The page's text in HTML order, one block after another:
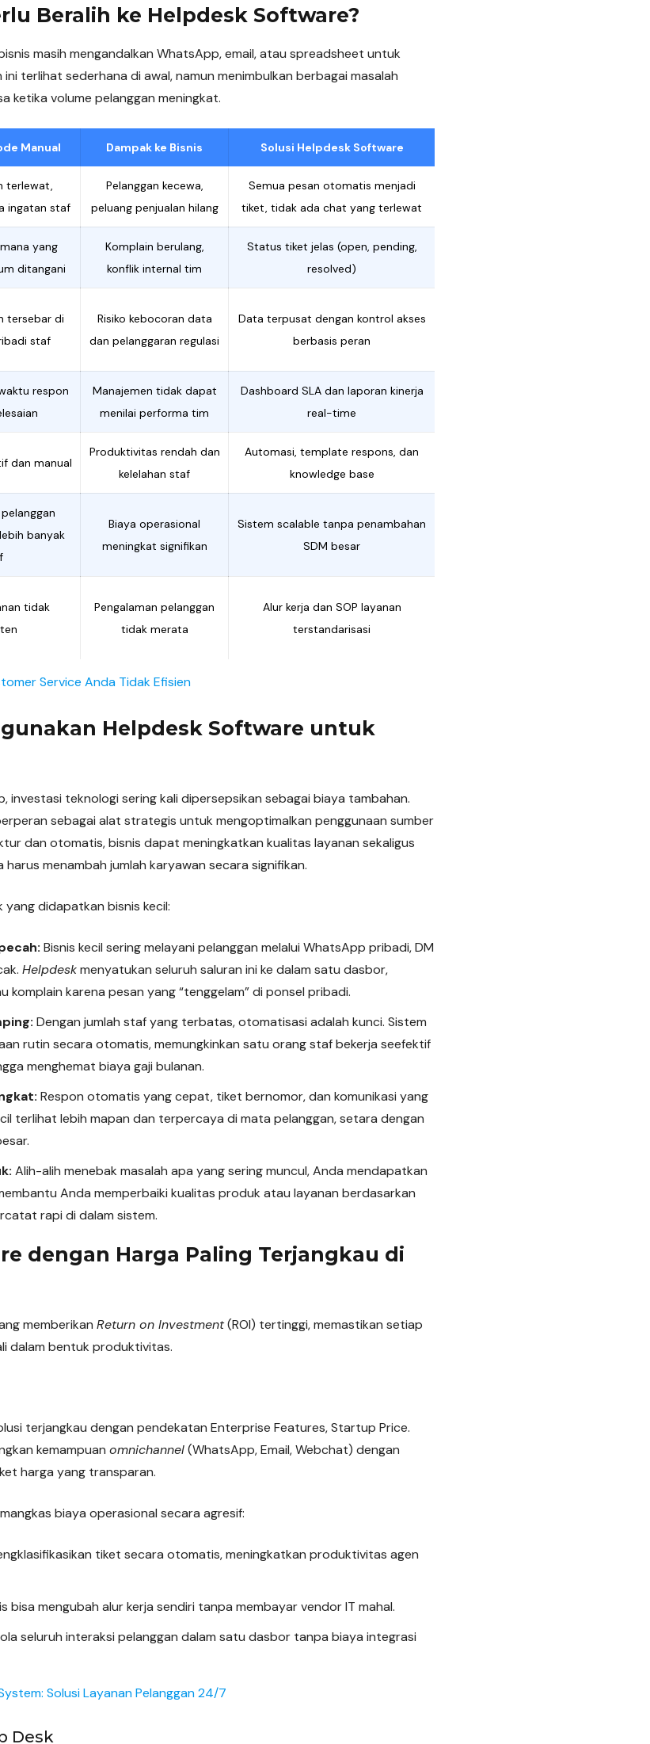
Beralih ke Helpdesk Software?
masih mengandalkan WhatsApp, email, atau spreadsheet untuk
terlihat sederhana di awal, namun menimbulkan berbagai masalah
ketika volume pelanggan meningkat.
Manual Dampak ke Bisnis Solusi Helpdesk Software
terlewat,
ingatan staf
Pelanggan kecewa,
peluang penjualan hilang
Semua pesan otomatis menjadi
tiket, tidak ada chat yang terlewat
yang
ditangani
Komplain berulang,
konflik internal tim
Status tiket jelas (open, pending,
resolved)
tersebar di
staf
Risiko kebocoran data
dan pelanggaran regulasi
Data terpusat dengan kontrol akses
berbasis peran
respon
Manajemen tidak dapat
menilai performa tim
Dashboard SLA dan laporan kinerja
real-time
dan manual
Produktivitas rendah dan
kelelahan staf
Automasi, template respons, dan
knowledge base
banyak
Biaya operasional
meningkat signifikan
Sistem scalable tanpa penambahan
SDM besar
tidak
Pengalaman pelanggan
tidak merata
Alur kerja dan SOP layanan
terstandarisasi
Service Anda Tidak Efisien
Helpdesk Software untuk
investasi teknologi sering kali dipersepsikan sebagai biaya tambahan.
sebagai alat strategis untuk mengoptimalkan penggunaan sumber
dan otomatis, bisnis dapat meningkatkan kualitas layanan sekaligus
menambah jumlah karyawan secara signifikan.
didapatkan bisnis kecil:
Bisnis kecil sering melayani pelanggan melalui WhatsApp pribadi, DM
Helpdeskmenyatukan seluruh saluran ini ke dalam satu dasbor,
komplain karena pesan yang “tenggelam” di ponsel pribadi.
Dengan jumlah staf yang terbatas, otomatisasi adalah kunci. Sistem
rutin secara otomatis, memungkinkan satu orang staf bekerja seefektif
menghemat biaya gaji bulanan.
Respon otomatis yang cepat, tiket bernomor, dan komunikasi yang
terlihat lebih mapan dan terpercaya di mata pelanggan, setara dengan
Alih-alih menebak masalah apa yang sering muncul, Anda mendapatkan
Anda memperbaiki kualitas produk atau layanan berdasarkan
rapi di dalam sistem.
dengan Harga Paling Terjangkau di
memberikan Return on Investment(ROI) tertinggi, memastikan setiap
dalam bentuk produktivitas.
terjangkau dengan pendekatan Enterprise Features, Startup Price.
kemampuan omnichannel(WhatsApp, Email, Webchat) dengan
harga yang transparan.
biaya operasional secara agresif:
tiket secara otomatis, meningkatkan produktivitas agen
bisa mengubah alur kerja sendiri tanpa membayar vendor IT mahal.
seluruh interaksi pelanggan dalam satu dasbor tanpa biaya integrasi
Solusi Layanan Pelanggan 24/7
Desk